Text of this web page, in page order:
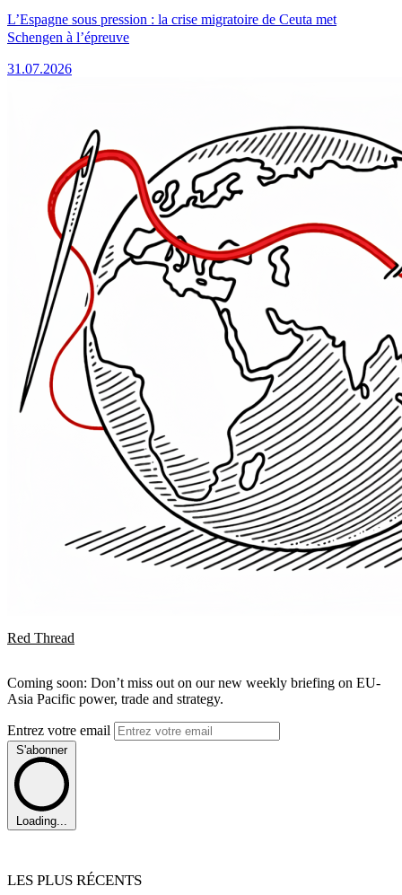
L’Espagne sous pression : la crise migratoire de Ceuta met
Schengen à l’épreuve
31.07.2026
Red Thread
Coming soon: Don’t miss out on our new weekly briefing on EU-
Asia Pacific power, trade and strategy.
Entrez votre email
S'abonner
Loading...
LES PLUS RÉCENTS